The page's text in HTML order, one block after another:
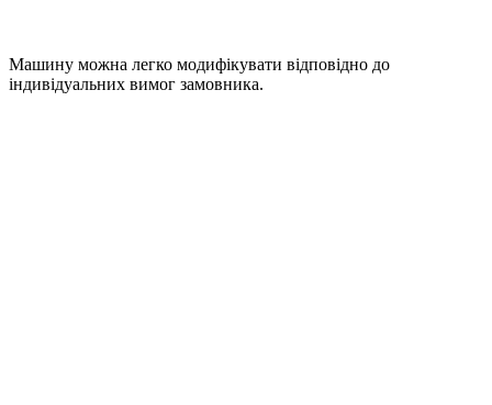
Машину можна легко модифікувати відповідно до
індивідуальних вимог замовника.